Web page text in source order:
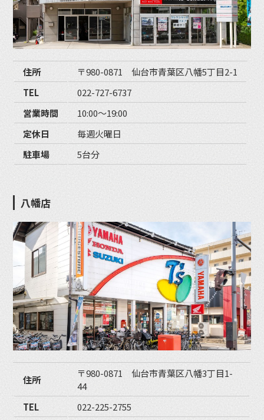
住所
〒980-0871 仙台市青葉区八幡5丁目2-1
TEL
022-727-6737
営業時間
10:00〜19:00
定休日
毎週火曜日
駐車場
5台分
八幡店
住所
〒980-0871 仙台市青葉区八幡3丁目1-
44
TEL
022-225-2755